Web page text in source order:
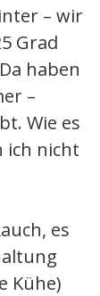
– wir
Grad
haben
–
Wie es
ich nicht
es
Kühe)